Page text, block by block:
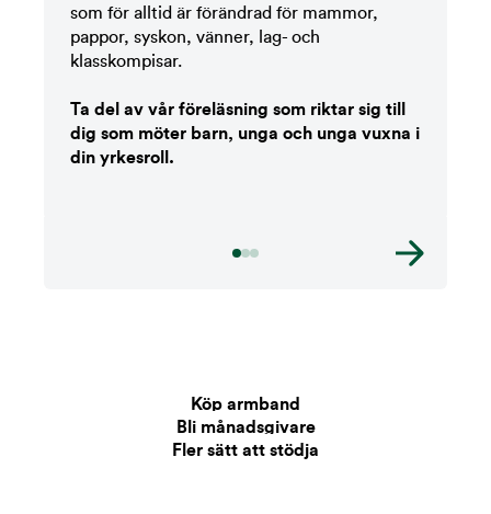
som för alltid är förändrad för mammor,
pappor, syskon, vänner, lag- och
klasskompisar.
Ta del av vår föreläsning som riktar sig till
dig som möter barn, unga och unga vuxna i
din yrkesroll.
Tillsammans räddar vi liv
Köp armband
Bli månadsgivare
Fler sätt att stödja